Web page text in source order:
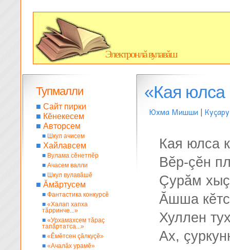
Электронлă вулавăш
«Кая юлса
Юхма Мишши | Куçару
Кая юлса
Вĕр-çĕн
Çурăм
Ăшша
Хуллен
Ах,
Тупмалли
■ Сайт пирки
■ Кĕнекесем
■ Авторсем
■ Шкул ачисем
■ Хайлавсем
■ Вулама сĕнетпĕр
■ Ачасем валли
■ Шкул вулавăшĕ
■ Ăмăртусем
■ Фантастика конкурсĕ
■ «Халап хапха
тăрринче...»
■ «Урхамахсем тăраç
тапăртатса...»
■ «Ĕмĕтсен çăлкуçĕ»
■ «Ачалăх урамĕ»